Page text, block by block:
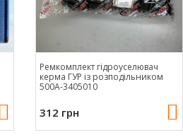
Ремкомплект гідроуселювач
керма ГУР із розподільником
500А-3405010
312 грн